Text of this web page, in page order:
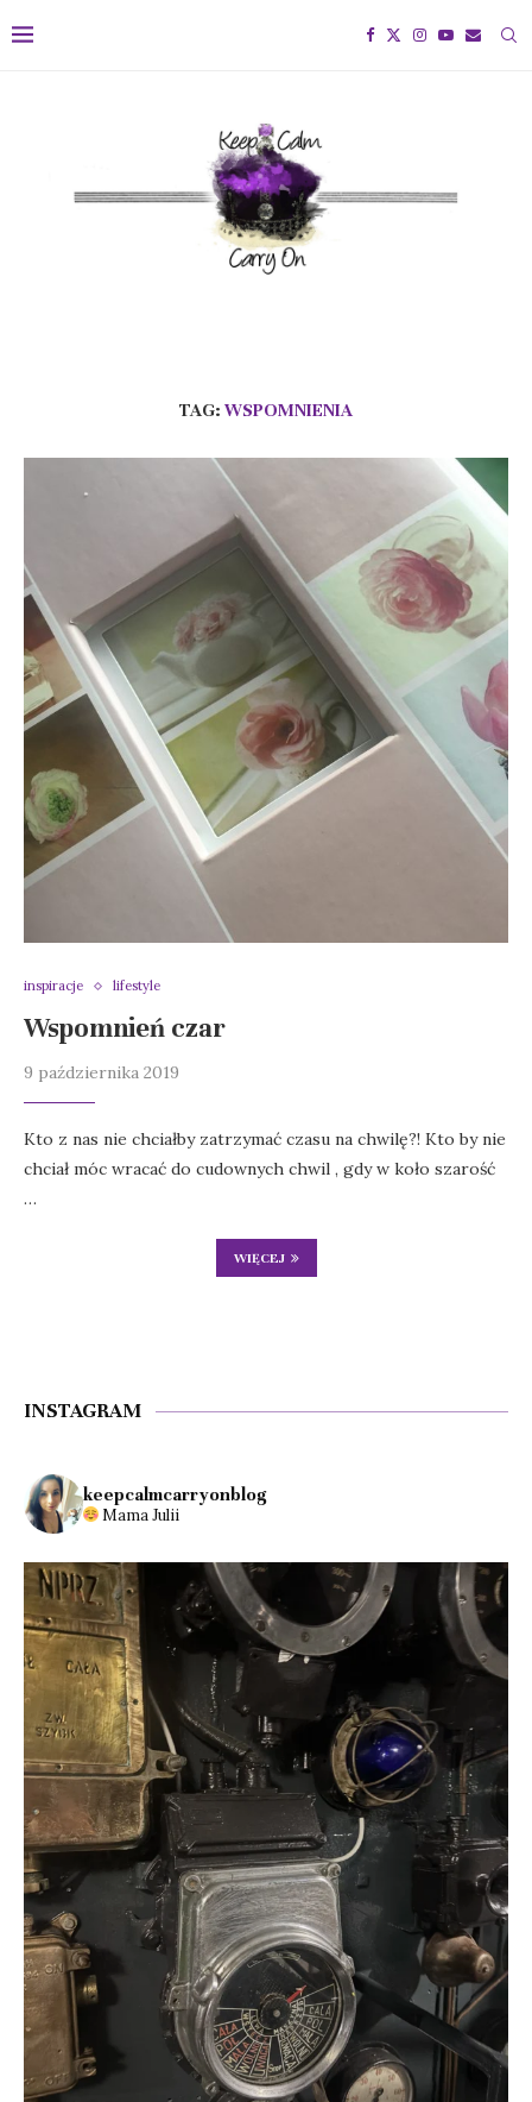
TAG: WSPOMNIENIA
inspiracje lifestyle
Wspomnień czar
9 października 2019
Kto z nas nie chciałby zatrzymać czasu na chwilę?! Kto by nie
chciał móc wracać do cudownych chwil , gdy w koło szarość
…
WIĘCEJ
INSTAGRAM
keepcalmcarryonblog
Mama Julii